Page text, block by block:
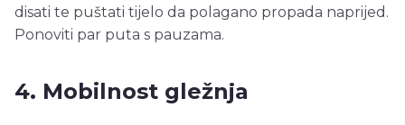
disati te puštati tijelo da polagano propada naprijed.
Ponoviti par puta s pauzama.
4. Mobilnost gležnja